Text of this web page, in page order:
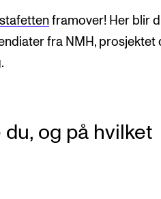
arrangementer
plakat
framover! Her blir
fra NMH, prosjektet
og på hvilket